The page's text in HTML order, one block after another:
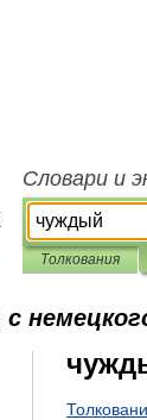
Словари и
Толкования
с